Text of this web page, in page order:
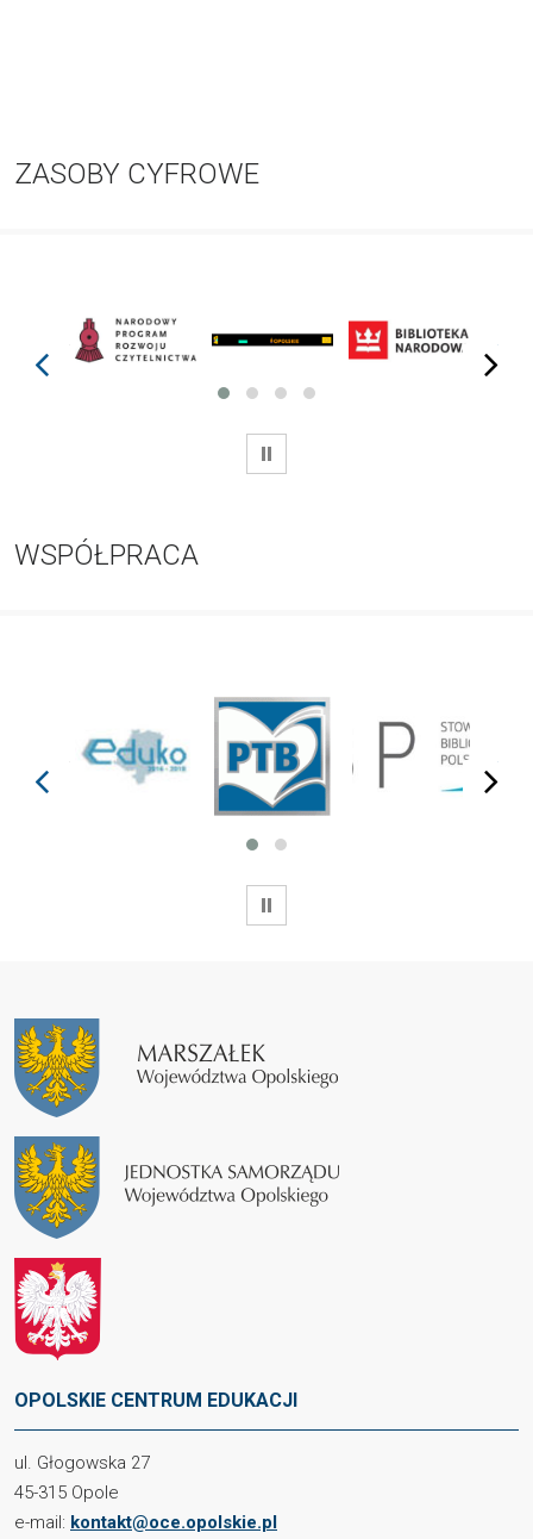
ZASOBY CYFROWE
prev next
WSTRZYMAJ
WSPÓŁPRACA
next
WSTRZYMAJ
OPOLSKIE CENTRUM EDUKACJI
ul. Głogowska 27
45-315 Opole
e-mail: kontakt@oce.opolskie.pl